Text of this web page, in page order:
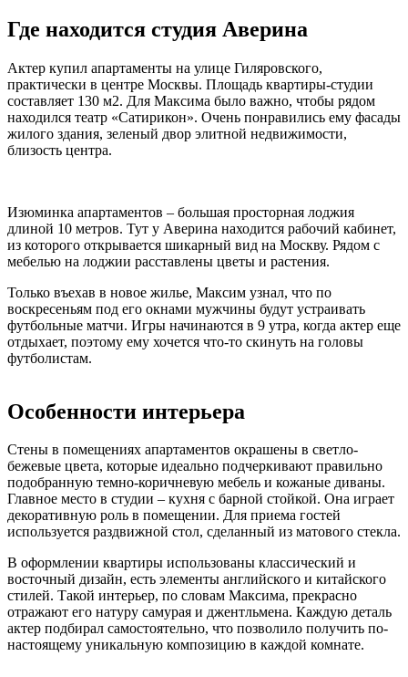
Где находится студия Аверина
Актер купил апартаменты на улице Гиляровского,
практически в центре Москвы. Площадь квартиры-студии
составляет 130 м2. Для Максима было важно, чтобы рядом
находился театр «Сатирикон». Очень понравились ему фасады
жилого здания, зеленый двор элитной недвижимости,
близость центра.
Изюминка апартаментов – большая просторная лоджия
длиной 10 метров. Тут у Аверина находится рабочий кабинет,
из которого открывается шикарный вид на Москву. Рядом с
мебелью на лоджии расставлены цветы и растения.
Только въехав в новое жилье, Максим узнал, что по
воскресеньям под его окнами мужчины будут устраивать
футбольные матчи. Игры начинаются в 9 утра, когда актер еще
отдыхает, поэтому ему хочется что-то скинуть на головы
футболистам.
Особенности интерьера
Стены в помещениях апартаментов окрашены в светло-
бежевые цвета, которые идеально подчеркивают правильно
подобранную темно-коричневую мебель и кожаные диваны.
Главное место в студии – кухня с барной стойкой. Она играет
декоративную роль в помещении. Для приема гостей
используется раздвижной стол, сделанный из матового стекла.
В оформлении квартиры использованы классический и
восточный дизайн, есть элементы английского и китайского
стилей. Такой интерьер, по словам Максима, прекрасно
отражают его натуру самурая и джентльмена. Каждую деталь
актер подбирал самостоятельно, что позволило получить по-
настоящему уникальную композицию в каждой комнате.